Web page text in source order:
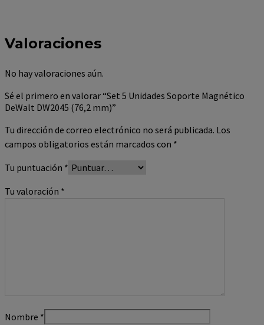
Valoraciones
No hay valoraciones aún.
Sé el primero en valorar “Set 5 Unidades Soporte Magnético
DeWalt DW2045 (76,2 mm)”
Tu dirección de correo electrónico no será publicada. Los
campos obligatorios están marcados con *
Tu puntuación *
Tu valoración *
Nombre *